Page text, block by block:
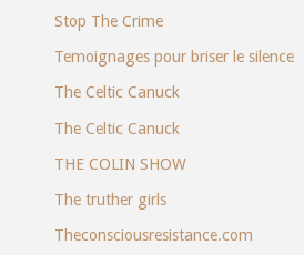
Stop The Crime
Temoignages pour briser le silence
The Celtic Canuck
The Celtic Canuck
THE COLIN SHOW
The truther girls
Theconsciousresistance.com